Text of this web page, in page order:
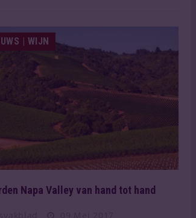
| WIJN
Napa Valley van hand tot hand